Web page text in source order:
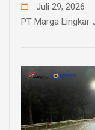
Juli 29, 2026
PT Marga Lingkar